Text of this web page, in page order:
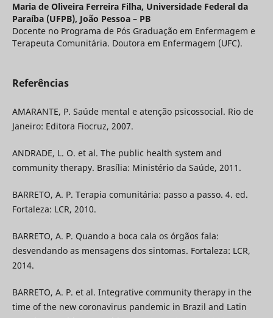
Maria de Oliveira Ferreira Filha, Universidade Federal da
Paraíba (UFPB), João Pessoa – PB
Docente no Programa de Pós Graduação em Enfermagem e
Terapeuta Comunitária. Doutora em Enfermagem (UFC).
Referências
AMARANTE, P. Saúde mental e atenção psicossocial. Rio de
Janeiro: Editora Fiocruz, 2007.
ANDRADE, L. O. et al. The public health system and
community therapy. Brasília: Ministério da Saúde, 2011.
BARRETO, A. P. Terapia comunitária: passo a passo. 4. ed.
Fortaleza: LCR, 2010.
BARRETO, A. P. Quando a boca cala os órgãos fala:
desvendando as mensagens dos sintomas. Fortaleza: LCR,
2014.
BARRETO, A. P. et al. Integrative community therapy in the
time of the new coronavirus pandemic in Brazil and Latin